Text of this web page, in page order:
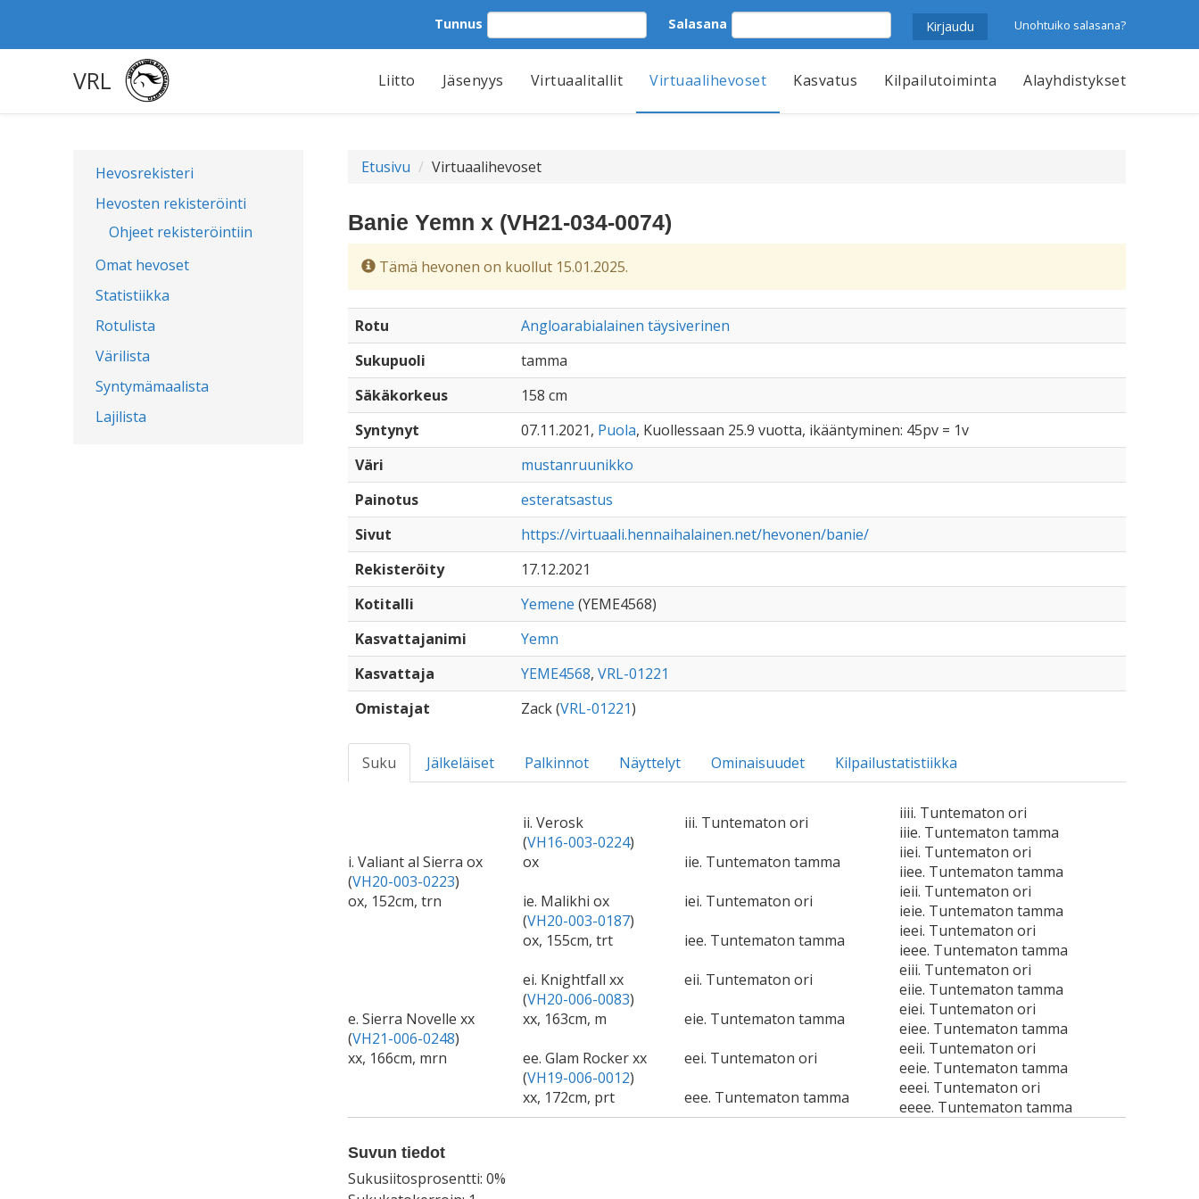
Tunnus Salasana Unohtuiko salasana?
VRL Liitto Jäsenyys Virtuaalitallit Virtuaalihevoset Kasvatus Kilpailutoiminta Alayhdistykset
Hevosrekisteri
Hevosten rekisteröinti
Ohjeet rekisteröintiin
Omat hevoset
Statistiikka
Rotulista
Värilista
Syntymämaalista
Lajilista
Etusivu Virtuaalihevoset
Banie Yemn x (VH21-034-0074)
Tämä hevonen on kuollut 15.01.2025.
Rotu
Angloarabialainen täysiverinen
Sukupuoli
tamma
Säkäkorkeus
158 cm
Syntynyt
07.11.2021, Puola, Kuollessaan 25.9 vuotta, ikääntyminen: 45pv = 1v
Väri
mustanruunikko
Painotus
esteratsastus
Sivut
https://virtuaali.hennaihalainen.net/hevonen/banie/
Rekisteröity
17.12.2021
Kotitalli
Yemene (YEME4568)
Kasvattajanimi
Yemn
Kasvattaja
YEME4568, VRL-01221
Omistajat
Zack (VRL-01221)
Suku Jälkeläiset Palkinnot Näyttelyt Ominaisuudet Kilpailustatistiikka
i. Valiant al Sierra ox
(VH20-003-0223)
ox, 152cm, trn
ii. Verosk
(VH16-003-0224)
ox
iii. Tuntematon ori
iiii. Tuntematon ori
iiie. Tuntematon tamma
iie. Tuntematon tamma
iiei. Tuntematon ori
iiee. Tuntematon tamma
ie. Malikhi ox
(VH20-003-0187)
ox, 155cm, trt
iei. Tuntematon ori
ieii. Tuntematon ori
ieie. Tuntematon tamma
iee. Tuntematon tamma
ieei. Tuntematon ori
ieee. Tuntematon tamma
e. Sierra Novelle xx
(VH21-006-0248)
xx, 166cm, mrn
ei. Knightfall xx
(VH20-006-0083)
xx, 163cm, m
eii. Tuntematon ori
eiii. Tuntematon ori
eiie. Tuntematon tamma
eie. Tuntematon tamma
eiei. Tuntematon ori
eiee. Tuntematon tamma
ee. Glam Rocker xx
(VH19-006-0012)
xx, 172cm, prt
eei. Tuntematon ori
eeii. Tuntematon ori
eeie. Tuntematon tamma
eee. Tuntematon tamma
eeei. Tuntematon ori
eeee. Tuntematon tamma
Suvun tiedot
Sukusiitosprosentti: 0%